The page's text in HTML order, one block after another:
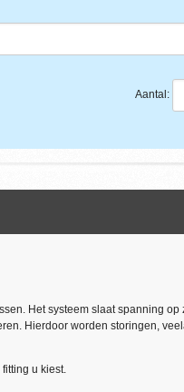
Aantal:
Het systeem slaat spanning
Hierdoor worden storingen,
u kiest.